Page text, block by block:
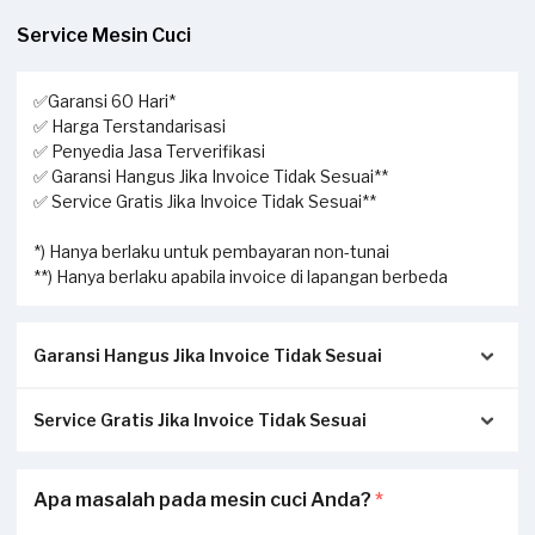
Service Mesin Cuci
✅Garansi 60 Hari*
✅ Harga Terstandarisasi
✅ Penyedia Jasa Terverifikasi
✅ Garansi Hangus Jika Invoice Tidak Sesuai**
✅ Service Gratis Jika Invoice Tidak Sesuai**
*) Hanya berlaku untuk pembayaran non-tunai
**) Hanya berlaku apabila invoice di lapangan berbeda
Garansi Hangus Jika Invoice Tidak Sesuai
Pastikan kwitansi/invoice yang diterbitkan dari Sejasa
Invoice akan dikirimkan via Email / Whatsapp.
Jika tidak sesuai, garansi akan hangus.
Service Gratis Jika Invoice Tidak Sesuai
pengerjaan service di lapangan dengan transaksi yang
Apa masalah pada mesin cuci Anda? *